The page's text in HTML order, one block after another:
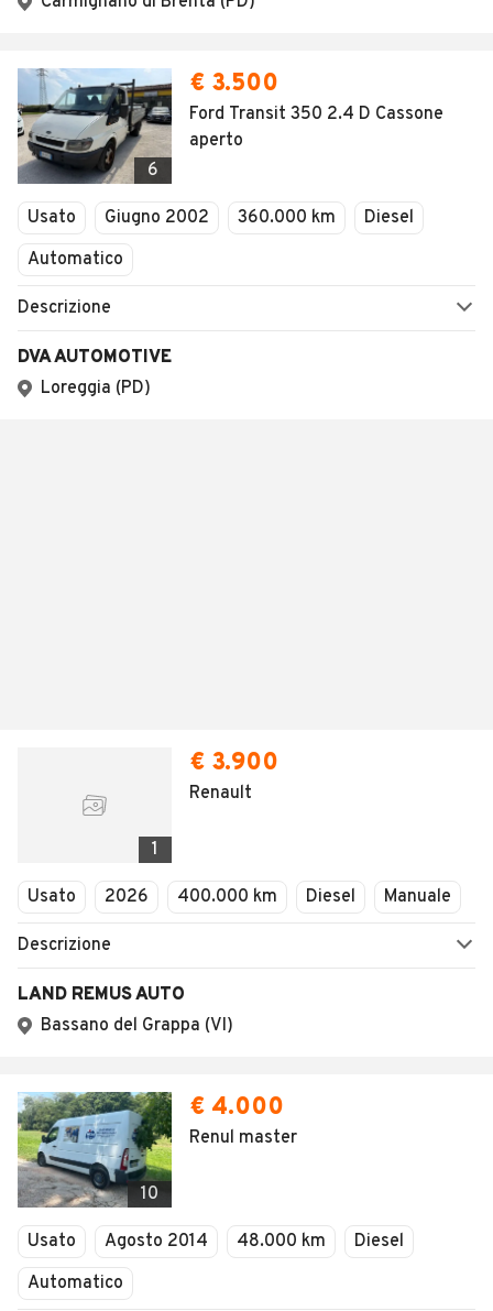
6
€ 3.500
Ford Transit 350 2.4 D Cassone
aperto
Usato Giugno 2002 360.000 km
Diesel
Automatico
Descrizione
DVA AUTOMOTIVE
Loreggia (PD)
1
€ 3.900
Renault
Usato 2026 400.000 km Diesel Manuale
Descrizione
LAND REMUS AUTO
Bassano del Grappa (VI)
10
€ 4.000
Renul master
Usato Agosto 2014 48.000 km
Diesel
Automatico